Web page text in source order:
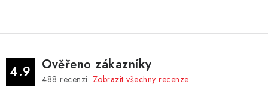
á
d
a
c
4.9 Ověřeno zákazníky
488 recenzí. Zobrazit všechny recenze